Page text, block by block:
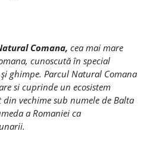
Comana, cea mai mare
cunoscută în special
ghimpe. Parcul Natural Comana
si cuprinde un ecosistem
vechime sub numele de Balta
a Romaniei ca